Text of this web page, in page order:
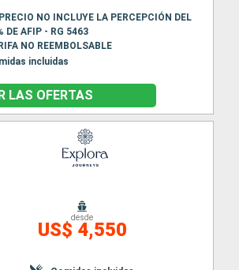
NO INCLUYE LA PERCEPCIÓN DEL
DE AFIP - RG 5463
NO REEMBOLSABLE
incluidas
LAS OFERTAS
desde
US$ 4,550